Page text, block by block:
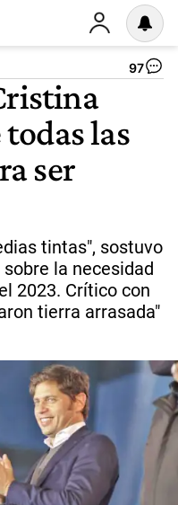
97
las
ser
tintas", sostuvo
la necesidad
2023. Crítico con
tierra arrasada"